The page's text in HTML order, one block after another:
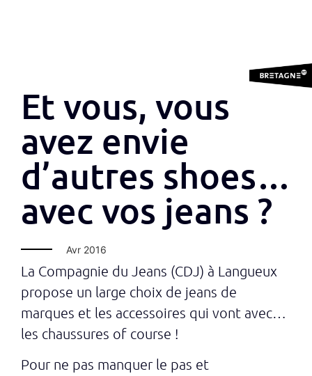
Et vous, vous
avez envie
d’autres shoes…
avec vos jeans ?
Avr 2016
La Compagnie du Jeans (CDJ) à Langueux
propose un large choix de jeans de
marques et les accessoires qui vont avec…
les chaussures of course !
Pour ne pas manquer le pas et